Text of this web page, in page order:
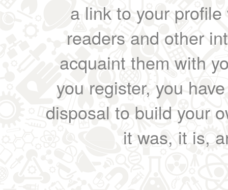
a link to your
readers and other
acquaint them with
you register, you
disposal to build your
it was, it is,